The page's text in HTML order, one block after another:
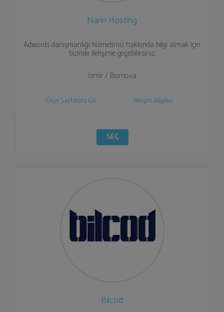
Narin Hosting
Adwords danışmanlığı hizmetimiz hakkında bilgi almak için
bizimle iletişime geçebilirsiniz.
İzmir / Bornova
Ürün Sayfasına Git İletişim Bilgileri
SEÇ
Bilcod